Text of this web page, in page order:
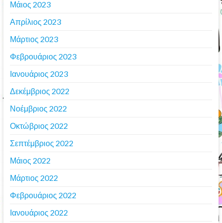
Μάιος 2023
Απρίλιος 2023
Μάρτιος 2023
Φεβρουάριος 2023
Ιανουάριος 2023
Δεκέμβριος 2022
Νοέμβριος 2022
Οκτώβριος 2022
Σεπτέμβριος 2022
Μάιος 2022
Μάρτιος 2022
Φεβρουάριος 2022
Ιανουάριος 2022